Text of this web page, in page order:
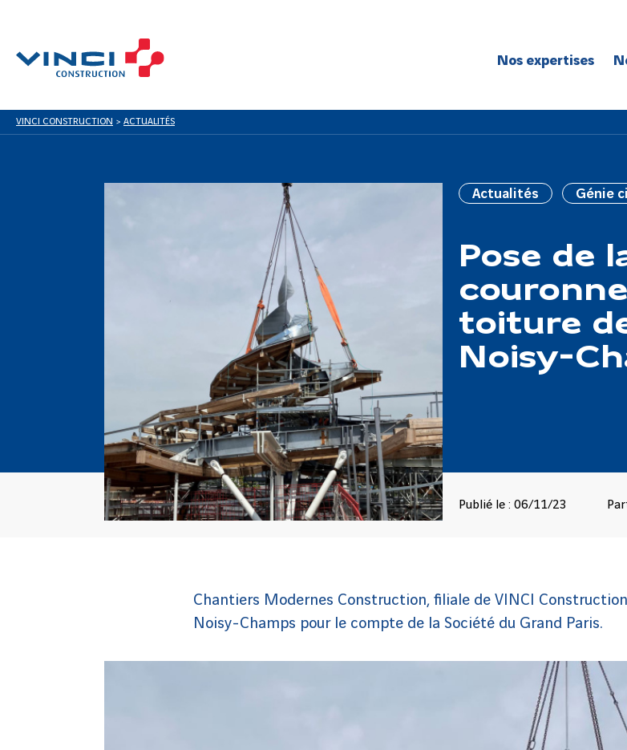
Nos expertises
Route
Réseaux de spécialité
VINCI CONSTRUCTION > ACTUALITÉS
Actualités Génie
Pose de
toiture
Noisy-
Publié le : 06/11/23
Chantiers Modernes Construction, filiale de VINCI
Noisy-Champs pour le compte de la Société du Grand Paris.